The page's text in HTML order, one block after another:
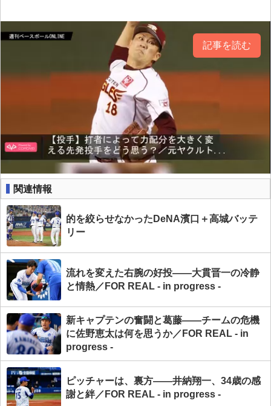
記事を読む
関連情報
的を絞らせなかったDeNA濱口＋高城バッテ
リー
流れを変えた右腕の好投――大貫晋一の冷静
と情熱／FOR REAL - in progress -
新キャプテンの奮闘と葛藤――チームの危機
に佐野恵太は何を思うか／FOR REAL - in
progress -
ピッチャーは、裏方――井納翔一、34歳の感
謝と絆／FOR REAL - in progress -